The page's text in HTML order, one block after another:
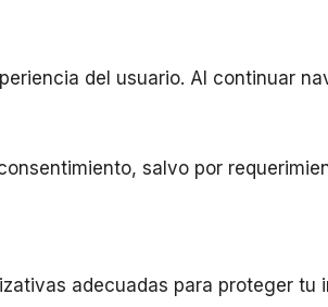
del usuario. Al continuar
salvo por
adecuadas para proteger tu